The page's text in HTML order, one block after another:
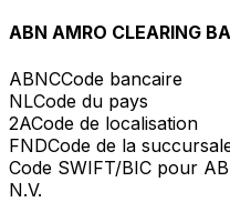
ABN AMRO CLEARING
ABNCCode bancaire
NLCode du pays
2ACode de localisation
FNDCode de la
Code SWIFT/BIC pour
N.V.